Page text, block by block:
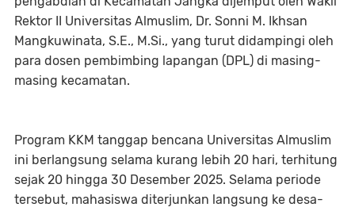
Rektor II Universitas Almuslim, Dr. Sonni M. Ikhsan
Mangkuwinata, S.E., M.Si., yang turut didampingi oleh
para dosen pembimbing lapangan (DPL) di masing-
masing kecamatan.
Program KKM tanggap bencana Universitas Almuslim
ini berlangsung selama kurang lebih 20 hari, terhitung
sejak 20 hingga 30 Desember 2025. Selama periode
tersebut, mahasiswa diterjunkan langsung ke desa-